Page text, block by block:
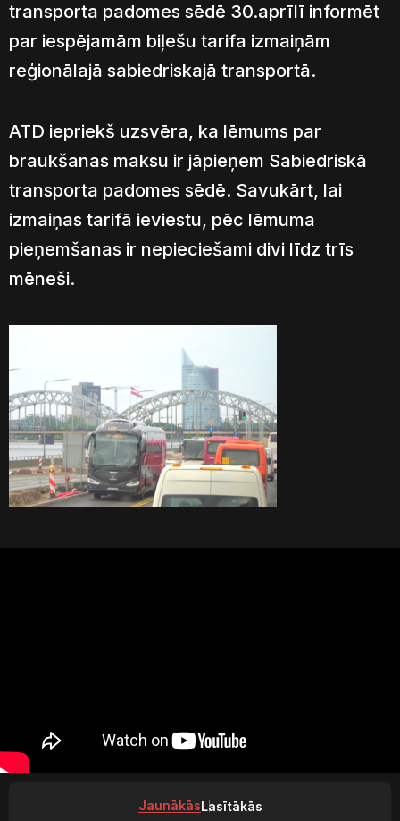
transporta padomes sēdē 30.aprīlī informēt
par iespējamām biļešu tarifa izmaiņām
reģionālajā sabiedriskajā transportā.
ATD iepriekš uzsvēra, ka lēmums par
braukšanas maksu ir jāpieņem Sabiedriskā
transporta padomes sēdē. Savukārt, lai
izmaiņas tarifā ieviestu, pēc lēmuma
pieņemšanas ir nepieciešami divi līdz trīs
mēneši.
JaunākāsLasītākās